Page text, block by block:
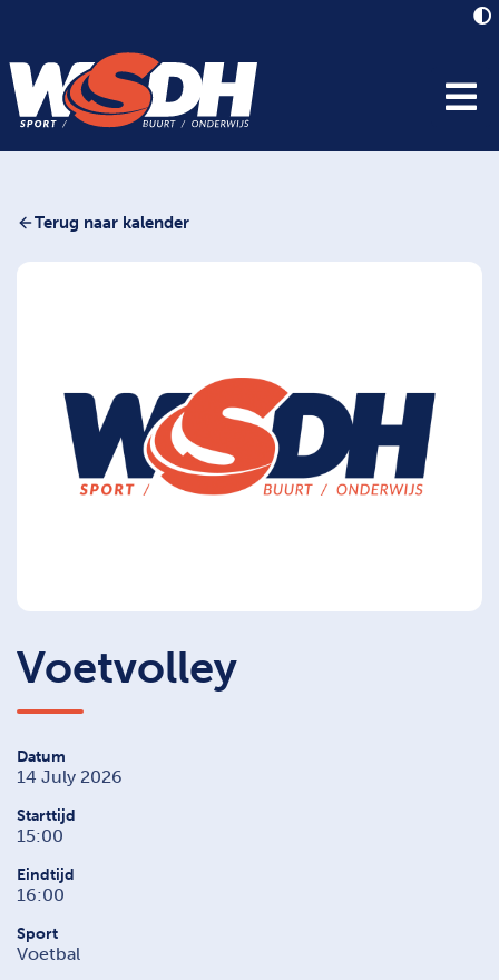
Terug naar kalender
Voetvolley
Datum
14 July 2026
Starttijd
15:00
Eindtijd
16:00
Sport
Voetbal